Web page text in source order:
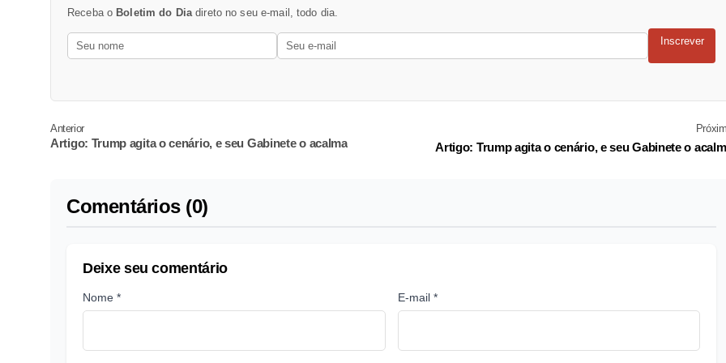
Receba o Boletim do Diadireto no seu e-mail, todo dia.
Inscrever
Anterior
Artigo: Trump agita o cenário, e seu Gabinete o acalma Artigo: Trump agita o cenário, e seu Gabinete o
Comentários (0)
Deixe seu comentário
Nome * E-mail *